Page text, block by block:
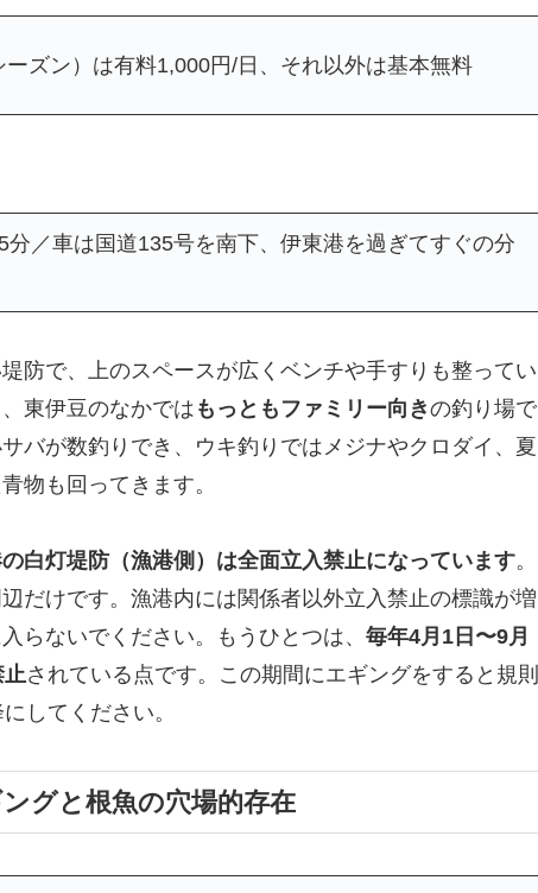
ズン）は有料1,000円/日、それ以外は基本無料
／車は国道135号を南下、伊東港を過ぎてすぐの分
防で、上のスペースが広くベンチや手すりも整ってい
東伊豆のなかでは もっともファミリー向きの釣り場で
バが数釣りでき、ウキ釣りではメジナやクロダイ、夏
物も回ってきます。
白灯堤防（漁港側）は全面立入禁止になっています。
だけです。漁港内には関係者以外立入禁止の標識が増
らないでください。もうひとつは、 毎年4月1日〜9月
止されている点です。この期間にエギングをすると規則
してください。
グと根魚の穴場的存在